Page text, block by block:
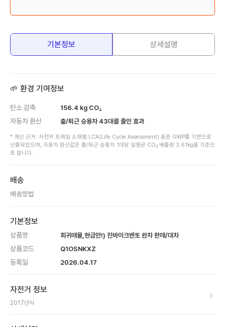
기본정보 상세설명
🌱 환경 기여정보
탄소 감축 156.4 kg CO₂
자동차 환산 출/퇴근 승용차 43대를 줄인 효과
* 계산 근거: 자전거 프레임 소재별 LCA(Life Cycle Assessment) 표준 GWP를 기반으로
산출되었으며, 자동차 환산값은 출/퇴근 승용차 1대당 일평균 CO₂ 배출량 3.61kg을 기준으
로 합니다.
배송
배송방법
기본정보
상품명 희귀매물,현금만!) 진바이크벤토 완차 판매/대차
상품코드 Q1OSNKXZ
등록일 2026.04.17
자전거 정보
2017년식